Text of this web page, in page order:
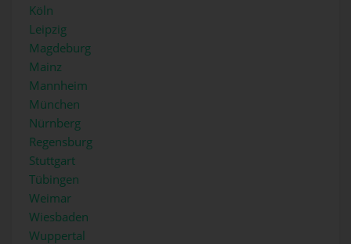
Köln
Leipzig
Magdeburg
Mainz
Mannheim
München
Nürnberg
Regensburg
Stuttgart
Tübingen
Weimar
Wiesbaden
Wuppertal